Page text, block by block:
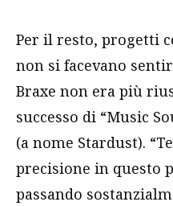
Per il resto, progetti
non si facevano
Braxe non era più
successo di “Music
(a nome Stardust).
precisione in questo
passando